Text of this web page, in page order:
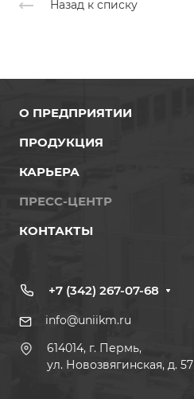
Назад к списку
О ПРЕДПРИЯТИИ
ПРОДУКЦИЯ
КАРЬЕРА
ПРЕСС-ЦЕНТР
КОНТАКТЫ
+7 (342) 267-07-68
info@uniikm.ru
614014, г. Пермь,
ул. Новозвягинская, д. 57